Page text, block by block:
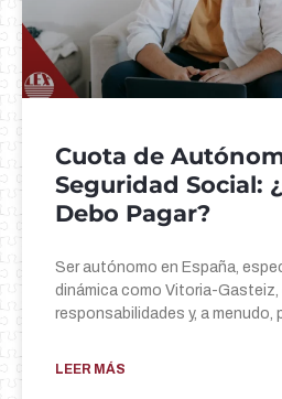
Cuota de
Seguridad Social:
Debo Pagar?
Ser autónomo en España,
dinámica como Vitoria-Gasteiz,
responsabilidades y, a menudo,
LEER MÁS